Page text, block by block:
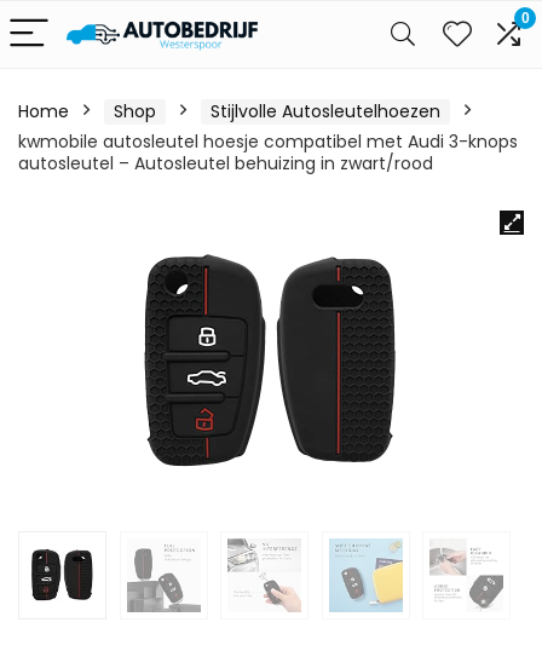
0
Home Shop
Stijlvolle Autosleutelhoezen
kwmobile autosleutel hoesje compatibel met Audi 3-knops
autosleutel – Autosleutel behuizing in zwart/rood